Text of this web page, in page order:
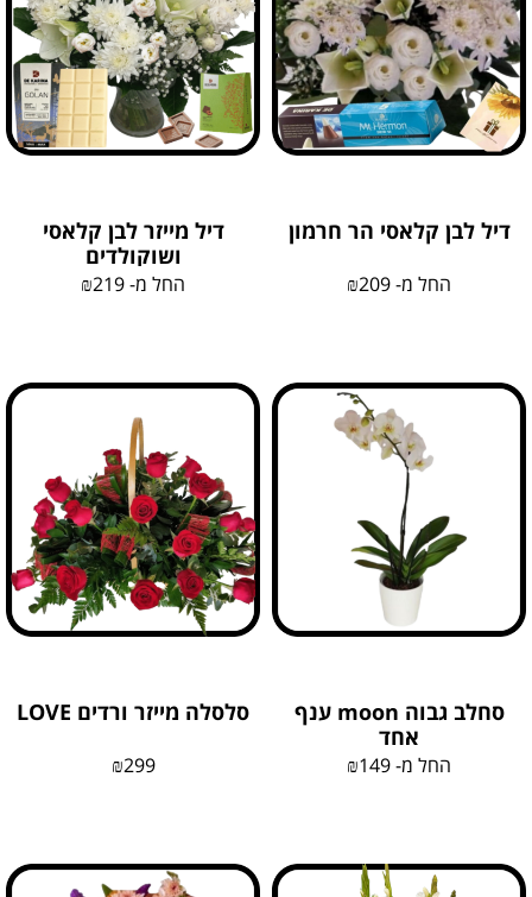
דיל לבן קלאסי הר חרמון
החל מ- ₪209
דיל מייזר לבן קלאסי
ושוקולדים
החל מ- ₪219
סחלב גבוה moon ענף
אחד
החל מ- ₪149
סלסלה מייזר ורדים LOVE
₪299